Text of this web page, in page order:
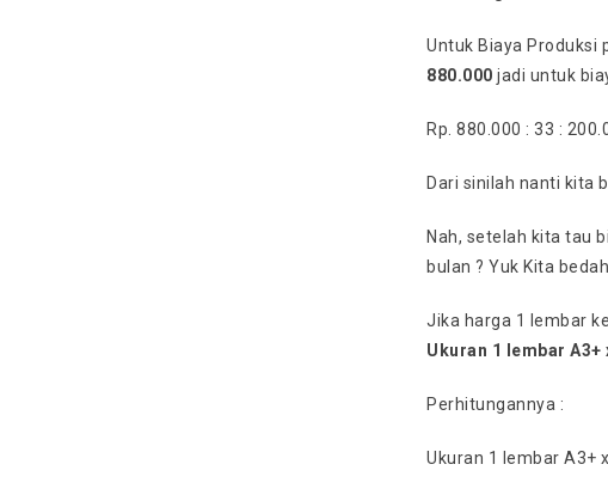
Untuk Biaya Produksi
880.000 jadi untuk
Rp. 880.000 : 33 :
Dari sinilah nanti kita
Nah, setelah kita tau
bulan ? Yuk Kita
Jika harga 1 lembar
Ukuran 1 lembar A3+
Perhitungannya :
Ukuran 1 lembar A3+ x